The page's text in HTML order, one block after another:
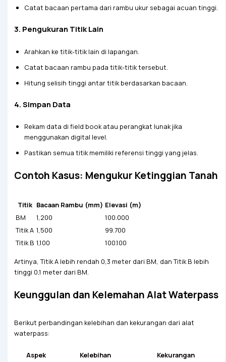
Catat bacaan pertama dari rambu ukur sebagai acuan tinggi.
3. Pengukuran Titik Lain
Arahkan ke titik-titik lain di lapangan.
Catat bacaan rambu pada titik-titik tersebut.
Hitung selisih tinggi antar titik berdasarkan bacaan.
4. Simpan Data
Rekam data di field book atau perangkat lunak jika
menggunakan digital level.
Pastikan semua titik memiliki referensi tinggi yang jelas.
Contoh Kasus: Mengukur Ketinggian Tanah
Titik Bacaan Rambu (mm) Elevasi (m)
BM
1,200
100.000
Titik A 1,500
99.700
Titik B 1,100 100.100
Artinya, Titik A lebih rendah 0,3 meter dari BM, dan Titik B lebih
tinggi 0,1 meter dari BM.
Keunggulan dan Kelemahan Alat Waterpass
Berikut perbandingan kelebihan dan kekurangan dari alat
waterpass:
Aspek Kelebihan Kekurangan